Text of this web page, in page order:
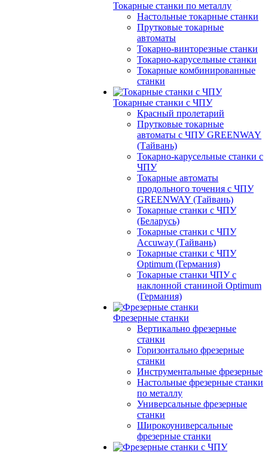
Токарные станки по металлу
Настольные токарные станки
Прутковые токарные
автоматы
Токарно-винторезные станки
Токарно-карусельные станки
Токарные комбинированные
станки
Токарные станки с ЧПУ
Красный пролетарий
Прутковые токарные
автоматы с ЧПУ GREENWAY
(Тайвань)
Токарно-карусельные станки с
ЧПУ
Токарные автоматы
продольного точения с ЧПУ
GREENWAY (Тайвань)
Токарные станки с ЧПУ
(Беларусь)
Токарные станки с ЧПУ
Accuway (Тайвань)
Токарные станки с ЧПУ
Optimum (Германия)
Токарные станки ЧПУ с
наклонной станиной Optimum
(Германия)
Фрезерные станки
Вертикально фрезерные
станки
Горизонтально фрезерные
станки
Инструментальные фрезерные
Настольные фрезерные станки
по металлу
Универсальные фрезерные
станки
Широкоуниверсальные
фрезерные станки